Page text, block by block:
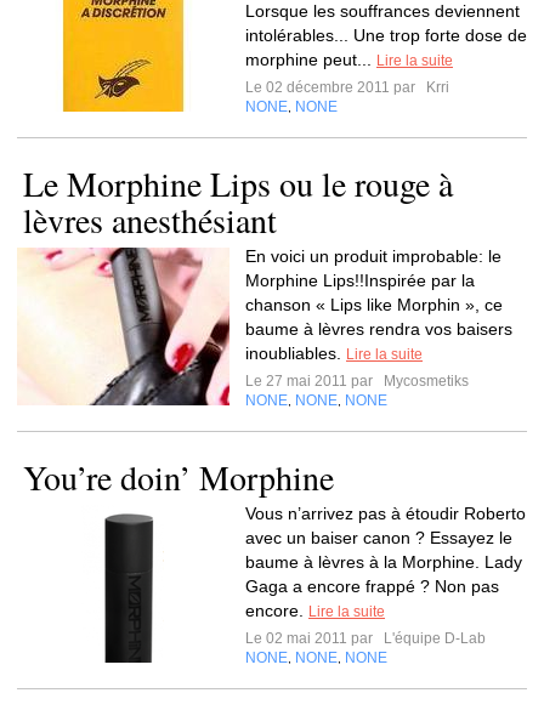
Lorsque les souffrances deviennent
intolérables... Une trop forte dose de
morphine peut...
Lire la suite
Le 02 décembre 2011 par
Krri
NONE NONE
Le Morphine Lips ou le rouge à
lèvres anesthésiant
En voici un produit improbable: le
Morphine Lips!!Inspirée par la
chanson « Lips like Morphin », ce
baume à lèvres rendra vos baisers
inoubliables.
Lire la suite
Le 27 mai 2011 par
Mycosmetiks
NONE NONE NONE
You’re doin’ Morphine
Vous n’arrivez pas à étoudir Roberto
avec un baiser canon ? Essayez le
baume à lèvres à la Morphine. Lady
Gaga a encore frappé ? Non pas
encore.
Lire la suite
Le 02 mai 2011 par
L'équipe D-Lab
NONE NONE NONE